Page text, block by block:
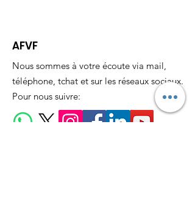
AFVF
Nous sommes à votre écoute via mail,
téléphone, tchat et sur les réseaux sociaux.
Pour nous suivre: